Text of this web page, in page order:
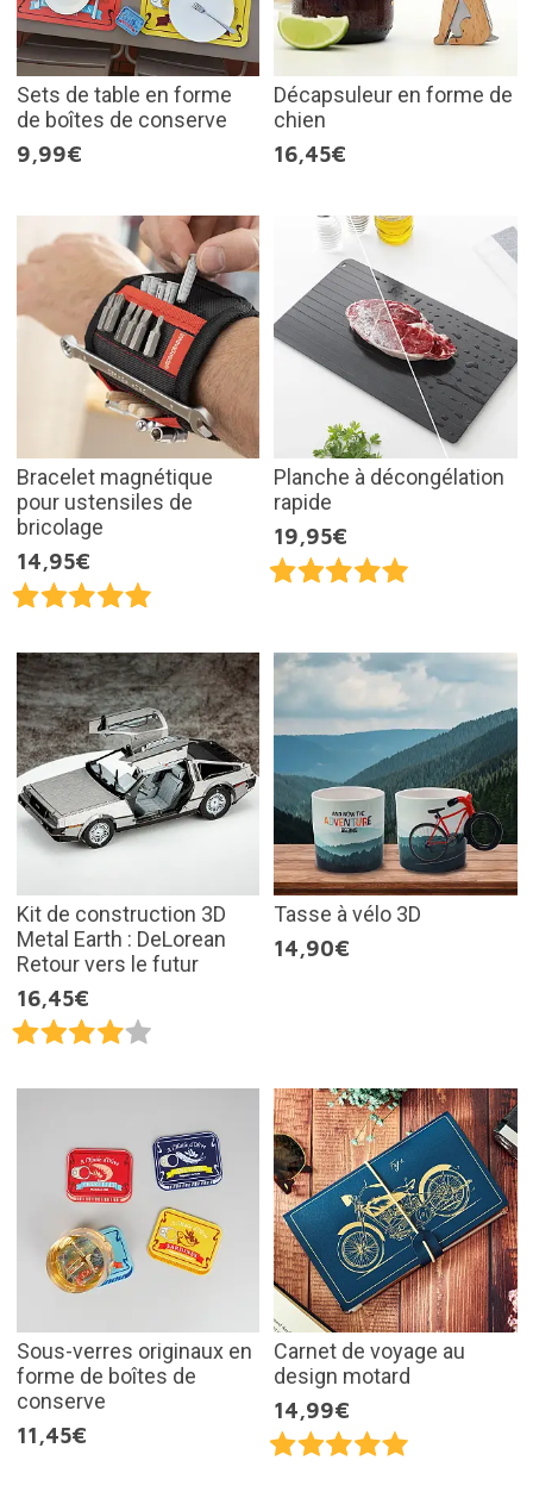
Sets de table en forme
de boîtes de conserve
9,99€
Décapsuleur en forme de
chien
16,45€
Bracelet magnétique
pour ustensiles de
bricolage
14,95€
Planche à décongélation
rapide
19,95€
Kit de construction 3D
Metal Earth : DeLorean
Retour vers le futur
16,45€
Tasse à vélo 3D
14,90€
Sous-verres originaux en
forme de boîtes de
conserve
11,45€
Carnet de voyage au
design motard
14,99€